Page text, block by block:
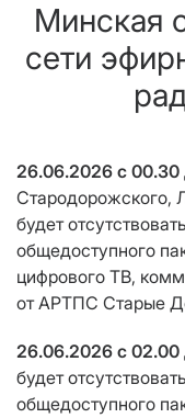
Минская
сети
26.06.2026 с 00.30
Стародорожского,
будет отсутствовать
общедоступного
цифрового ТВ,
от АРТПС Старые
26.06.2026 с 02.00
будет отсутствовать
общедоступного